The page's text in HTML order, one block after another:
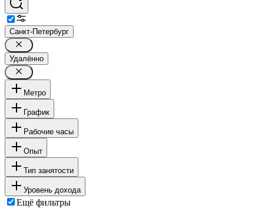
Санкт-Петербург
Удалённо
Метро
График
Рабочие часы
Опыт
Тип занятости
Уровень дохода
Ещё фильтры